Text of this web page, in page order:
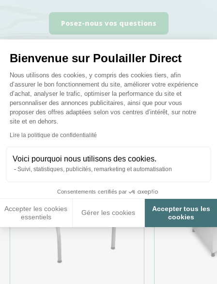
Bienvenue sur Poulailler Direct
Plateforme de Gestion du
Nous utilisons des cookies, y compris des cookies tiers, afin
d’assurer le bon fonctionnement du site, améliorer votre expérience
d’achat, analyser le trafic, optimiser la performance du site et
personnaliser des annonces publicitaires, ainsi que pour vous
proposer des offres adaptées selon vos centres d’intérêt, sur notre
site et en dehors.
Lire la politique de confidentialité
Voici pourquoi nous utilisons des cookies.
Suivi, statistiques, publicités, remarketing et automatisation
Consentements certifiés par
Accepter les cookies
essentiels
Gérer les cookies
Accepter tous les
cookies
Axeptio consent
Posez-nous vos questions
Ces produits peuvent vous
intéresser